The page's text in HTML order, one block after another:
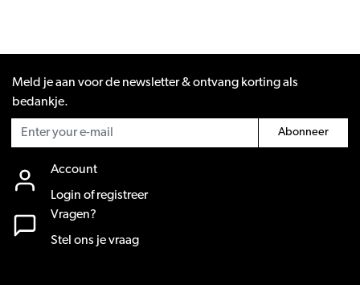
Meld je aan voor de newsletter & ontvang korting als
bedankje.
Abonneer
Account
Login of registreer
Vragen?
Stel ons je vraag